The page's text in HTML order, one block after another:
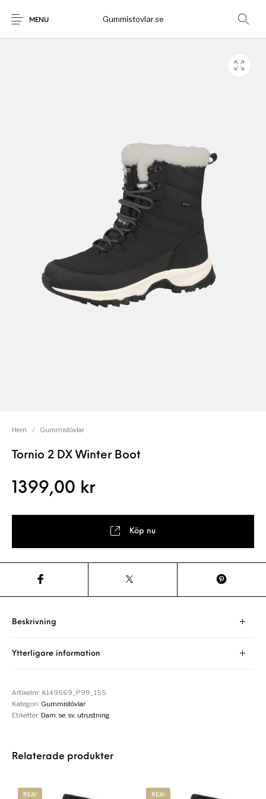
MENU Gummistovlar.se
Hem / Gummistövlar
Tornio 2 DX Winter Boot
1399,00 kr
Köp nu
Beskrivning
Ytterligare information
Artikelnr:A149569_P99_155
Kategori: Gummistövlar
Etiketter: Dam ,se ,sv, utrustning
Relaterade produkter
REA! REA!